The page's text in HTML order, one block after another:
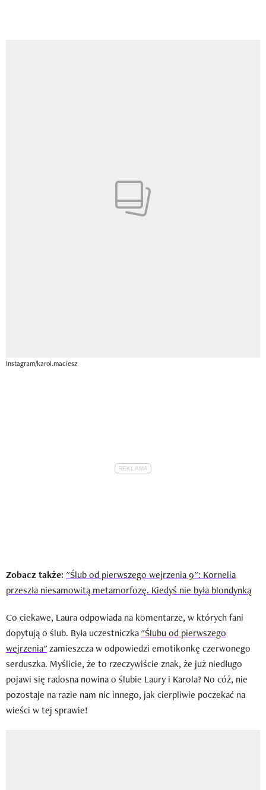
Instagram/karol.maciesz
Zobacz także: "Ślub od pierwszego wejrzenia 9": Kornelia
przeszła niesamowitą metamorfozę. Kiedyś nie była blondynką
Co ciekawe, Laura odpowiada na komentarze, w których fani
dopytują o ślub. Była uczestniczka"Ślubu od pierwszego
wejrzenia"zamieszcza w odpowiedzi emotikonkę czerwonego
serduszka. Myślicie, że to rzeczywiście znak, że już niedługo
pojawi się radosna nowina o ślubie Laury i Karola? No cóż, nie
pozostaje na razie nam nic innego, jak cierpliwie poczekać na
wieści w tej sprawie!